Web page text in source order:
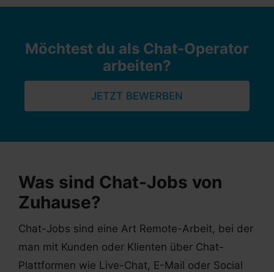
Möchtest du als Chat-Operator
arbeiten?
JETZT BEWERBEN
Was sind Chat-Jobs von
Zuhause?
Chat-Jobs sind eine Art Remote-Arbeit, bei der
man mit Kunden oder Klienten über Chat-
Plattformen wie Live-Chat, E-Mail oder Social